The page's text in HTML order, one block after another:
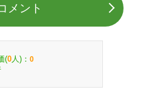
メント
(0 人)： 0